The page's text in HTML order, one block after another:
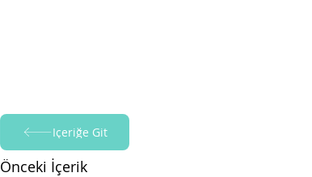
İçeriğe Git
Önceki İçerik